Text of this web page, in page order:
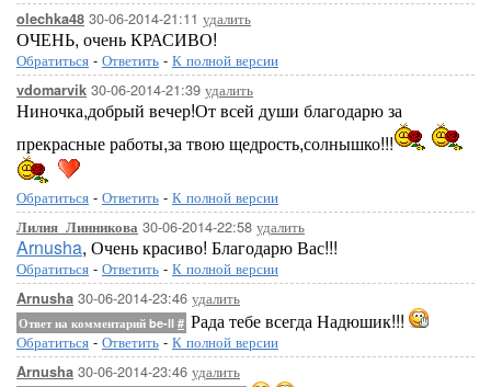
[показать]
[показать]
olechka48 30-06-2014-21:11 удалить
ОЧЕНЬ, очень КРАСИВО!
Обратиться - Ответить - К полной версии
vdomarvik 30-06-2014-21:39 удалить
Ниночка,добрый вечер!От всей души благодарю за
прекрасные работы,за твою щедрость,солнышко!!!
Обратиться - Ответить - К полной версии
Лилия_Линникова 30-06-2014-22:58 удалить
Arnusha, Очень красиво! Благодарю Вас!!!
Обратиться - Ответить - К полной версии
Arnusha 30-06-2014-23:46 удалить
Ответ на комментарий be-ll # Рада тебе всегда Надюшик!!!
Обратиться - Ответить - К полной версии
Arnusha 30-06-2014-23:46 удалить